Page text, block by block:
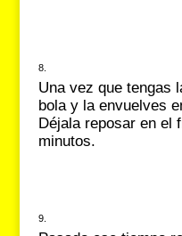
Una vez que tengas
bola y la envuelves
Déjala reposar en el
minutos.